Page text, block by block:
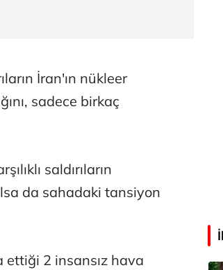
İran'ın nükleer
sadece birkaç
saldırıların
da sahadaki tansiyon
2 insansız hava